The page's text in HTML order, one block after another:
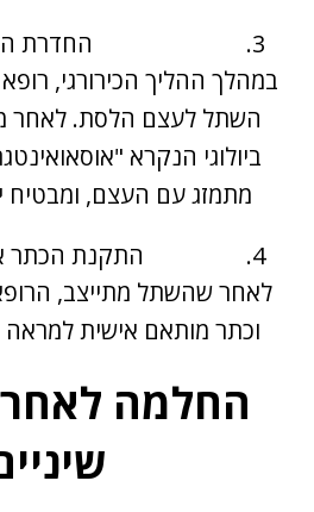
החדרת
במהלך ההליך הכירורגי,
השתל לעצם הלסת. לאחר
ביולוגי הנקרא
מתמזג עם העצם, ומבטיח
התקנת הכתר
לאחר שהשתל מתייצב,
וכתר מותאם אישית למראה
החלמה